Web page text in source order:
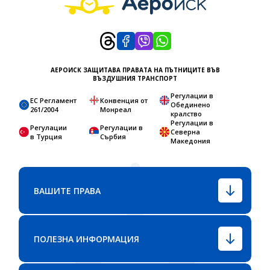
АЕРОИСК ЗАЩИТАВА ПРАВАТА НА ПЪТНИЦИТЕ ВЪВ
ВЪЗДУШНИЯ ТРАНСПОРТ
ЕС Регламент
261/2004
Конвенция от
Монреал
Регулации в
Обединено
кралство
Регулации
в Турция
Регулации в
Сърбия
Регулации в
Северна
Македония
ВАШИТЕ ПРАВА
ПОЛЕЗНА ИНФОРМАЦИЯ